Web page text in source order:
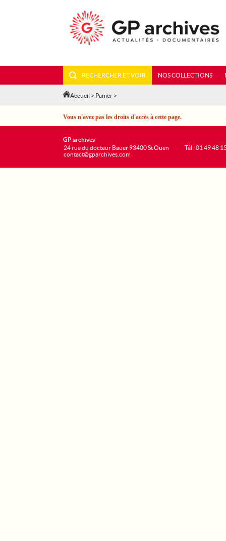
RECHERCHER ET VOIR NOS COLLECTIONS
Accueil > Panier >
Vous n'avez pas les droits d'accès à cette page.
GP archives
24 rue du docteur Bauer 93400 St Ouen
contact@gparchives.com
Tél : 01 49 48